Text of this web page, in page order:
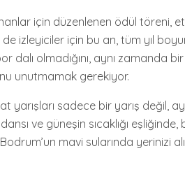
için düzenlenen ödül töreni,
de izleyiciler için bu an, tüm yıl
dalı olmadığını, aynı zamanda bir
unutmamak gerekiyor.
yarışları sadece bir yarış değil,
ve güneşin sıcaklığı
mavi sularında yerinizi